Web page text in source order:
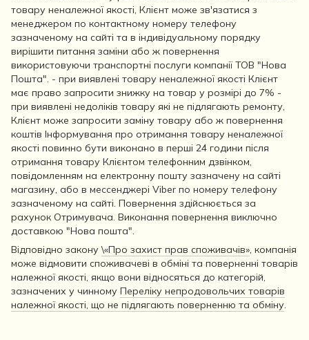
товару неналежної якості, Клієнт може зв'язатися з
менеджером по контактному номеру телефону
зазначеному на сайті та в індивідуальному порядку
вирішити питання заміни або ж повернення
використовуючи транспортні послуги компанії ТОВ "Нова
Пошта". - при виявлені товару неналежної якості Клієнт
має право запросити знижку на товар у розмірі до 7% -
при виявлені недоліків товару які не підлягають ремонту,
Клієнт може запросити заміну товару або ж повернення
коштів Інформування про отримання товару неналежної
якості повинно бути виконано в перші 24 години після
отримання товару Клієнтом телефонним дзвінком,
повідомленням на електронну пошту зазначену на сайті
магазину, або в мессенджері Viber по номеру телефону
зазначеному на сайті. Повернення здійснюється за
рахунок Отримувача. Виконання повернення виключно
доставкою "Нова пошта".
Відповідно закону\«Про захист прав споживачів», компанія
може відмовити споживачеві в обміні та поверненні товарів
належної якості, якщо вони відносяться до категорій,
зазначених у чинному Переліку непродовольчих товарів
належної якості, що не підлягають поверненню та обміну.